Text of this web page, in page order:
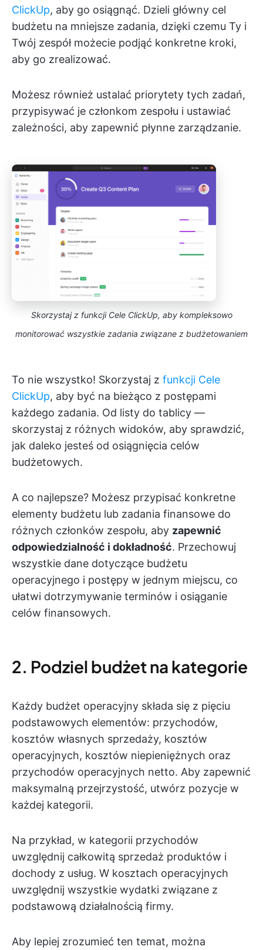
ClickUp, aby go osiągnąć. Dzieli główny cel
budżetu na mniejsze zadania, dzięki czemu Ty i
Twój zespół możecie podjąć konkretne kroki,
aby go zrealizować.
Możesz również ustalać priorytety tych zadań,
przypisywać je członkom zespołu i ustawiać
zależności, aby zapewnić płynne zarządzanie.
Skorzystaj z funkcji Cele ClickUp, aby kompleksowo
monitorować wszystkie zadania związane z budżetowaniem
To nie wszystko! Skorzystaj z funkcji Cele
ClickUp, aby być na bieżąco z postępami
każdego zadania. Od listy do tablicy —
skorzystaj z różnych widoków, aby sprawdzić,
jak daleko jesteś od osiągnięcia celów
budżetowych.
A co najlepsze? Możesz przypisać konkretne
elementy budżetu lub zadania finansowe do
różnych członków zespołu, aby zapewnić
odpowiedzialność i dokładność. Przechowuj
wszystkie dane dotyczące budżetu
operacyjnego i postępy w jednym miejscu, co
ułatwi dotrzymywanie terminów i osiąganie
celów finansowych.
2. Podziel budżet na kategorie
Każdy budżet operacyjny składa się z pięciu
podstawowych elementów: przychodów,
kosztów własnych sprzedaży, kosztów
operacyjnych, kosztów niepieniężnych oraz
przychodów operacyjnych netto. Aby zapewnić
maksymalną przejrzystość, utwórz pozycje w
każdej kategorii.
Na przykład, w kategorii przychodów
uwzględnij całkowitą sprzedaż produktów i
dochody z usług. W kosztach operacyjnych
uwzględnij wszystkie wydatki związane z
podstawową działalnością firmy.
Aby lepiej zrozumieć ten temat, można